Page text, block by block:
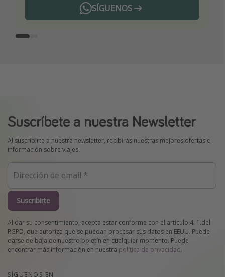
SÍGUENOS
Telegram
Suscríbete a nuestra Newsletter
Al suscribirte a nuestra newsletter, recibirás nuestras mejores ofertas e
información sobre viajes.
Suscribirte
Al dar su consentimiento, acepta estar conforme con el artículo 4. 1.del
RGPD, que autoriza que se puedan procesar sus datos en EEUU. Puede
darse de baja de nuestro boletín en cualquier momento. Puede
encontrar más información en nuestra política de privacidad.
SÍGUENOS EN